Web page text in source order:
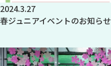
2024.3.27
春ジュニアイベントのお知らせ